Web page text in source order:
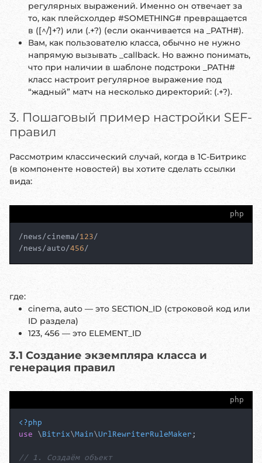
регулярных выражений. Именно он отвечает за
то, как плейсхолдер #SOMETHING# превращается
в ([^/]+?) или (.+?) (если оканчивается на _PATH#).
Вам, как пользователю класса, обычно не нужно
напрямую вызывать _callback. Но важно понимать,
что при наличии в шаблоне подстроки _PATH#
класс настроит регулярное выражение под
“жадный” матч на несколько директорий: (.+?).
3. Пошаговый пример настройки SEF-
правил
Рассмотрим классический случай, когда в 1С-Битрикс
(в компоненте новостей) вы хотите сделать ссылки
вида:
php
/news/cinema/ 123/
/news/auto/456/
где:
cinema, auto — это SECTION_ID (строковой код или
ID раздела)
123, 456 — это ELEMENT_ID
3.1 Создание экземпляра класса и
генерация правил
php
<?php
use \Bitrix \Main \UrlRewriterRuleMaker ;
// 1. Создаём объект